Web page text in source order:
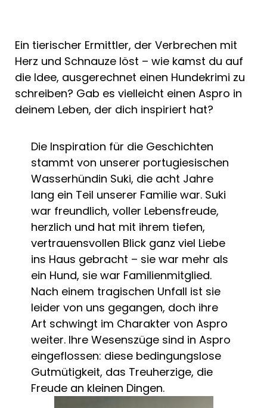
Ein tierischer Ermittler, der Verbrechen mit
Herz und Schnauze löst – wie kamst du auf
die Idee, ausgerechnet einen Hundekrimi zu
schreiben? Gab es vielleicht einen Aspro in
deinem Leben, der dich inspiriert hat?
Die Inspiration für die Geschichten
stammt von unserer portugiesischen
Wasserhündin Suki, die acht Jahre
lang ein Teil unserer Familie war. Suki
war freundlich, voller Lebensfreude,
herzlich und hat mit ihrem tiefen,
vertrauensvollen Blick ganz viel Liebe
ins Haus gebracht – sie war mehr als
ein Hund, sie war Familienmitglied.
Nach einem tragischen Unfall ist sie
leider von uns gegangen, doch ihre
Art schwingt im Charakter von Aspro
weiter. Ihre Wesenszüge sind in Aspro
eingeflossen: diese bedingungslose
Gutmütigkeit, das Treuherzige, die
Freude an kleinen Dingen.